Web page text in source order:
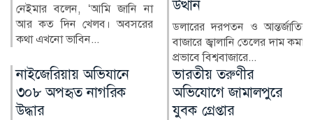
উত্থান
ডলারের দরপতন ও আন্তর্জাতিক
বাজারে জ্বালানি তেলের দাম কমার
দাবি
কাতার জানিয়েছে, যুক্তরাষ্ট্র ও
ইরানের মধ্যকার চলমান উত্তেজনা
ও সংঘাত নিরসনে ম...
ভারতীয় তরুণীর
অভিযোগে জামালপুরে
যুবক গ্রেপ্তার
অ্যাওয়ে টেস্টে
পাকিস্তানের তিন বছরের
খরা কাটল